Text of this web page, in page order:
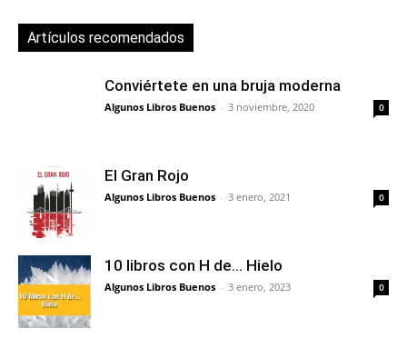
Artículos recomendados
Conviértete en una bruja moderna
Algunos Libros Buenos - 3 noviembre, 2020 0
El Gran Rojo
Algunos Libros Buenos - 3 enero, 2021 0
10 libros con H de… Hielo
Algunos Libros Buenos - 3 enero, 2023 0